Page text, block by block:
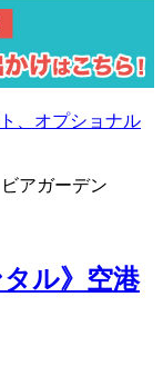
、オプショナル
アガーデン
ル》空港